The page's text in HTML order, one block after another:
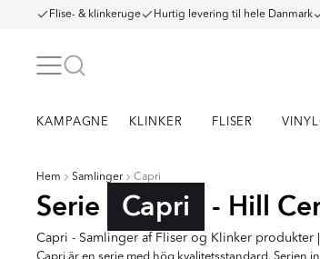
Flise- & klinkeruge Hurtig levering til hele Danmark
KAMPAGNE KLINKER FLISER
Hem Samlinger Capri
Serie Capri - Hill
Capri - Samlinger af Fliser og Klinker produkter